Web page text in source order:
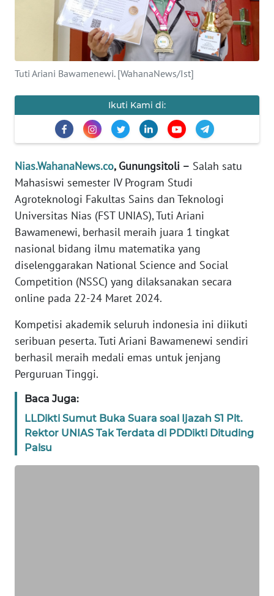
Tuti Ariani Bawamenewi. [WahanaNews/Ist]
Ikuti Kami di:
Nias.WahanaNews.co, Gunungsitoli – Salah satu
Mahasiswi semester IV Program Studi
Agroteknologi Fakultas Sains dan Teknologi
Universitas Nias (FST UNIAS), Tuti Ariani
Bawamenewi, berhasil meraih juara 1 tingkat
nasional bidang ilmu matematika yang
diselenggarakan National Science and Social
Competition (NSSC) yang dilaksanakan secara
online pada 22-24 Maret 2024.
Kompetisi akademik seluruh indonesia ini diikuti
seribuan peserta. Tuti Ariani Bawamenewi sendiri
berhasil meraih medali emas untuk jenjang
Perguruan Tinggi.
Baca Juga:
LLDikti Sumut Buka Suara soal Ijazah S1 Plt.
Rektor UNIAS Tak Terdata di PDDikti Dituding
Palsu
Informasi
BERITA
KAMI
IKLAN
TENTANG
KAMI
PEDOMAN
MEDIA
SIBER
REDAKSI
KARIR
Wahana
Regional